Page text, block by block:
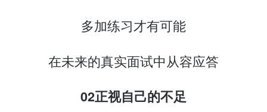
多加练习才有可能
在未来的真实面试中从容应答
02正视自己的不足